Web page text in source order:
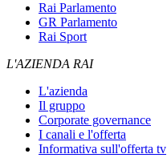
Rai Parlamento
GR Parlamento
Rai Sport
L'AZIENDA RAI
L'azienda
Il gruppo
Corporate governance
I canali e l'offerta
Informativa sull'offerta tv